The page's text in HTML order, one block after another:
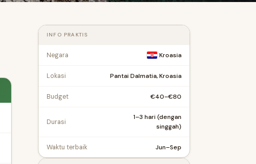
INFO PRAKTIS
Negara Kroasia
Lokasi Pantai Dalmatia, Kroasia
Budget €40–€80
Durasi
1–3 hari (dengan
singgah)
Waktu terbaik Jun–Sep